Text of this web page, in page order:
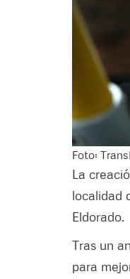
Foto:
La
localidad
Eldorado.
Tras un
para